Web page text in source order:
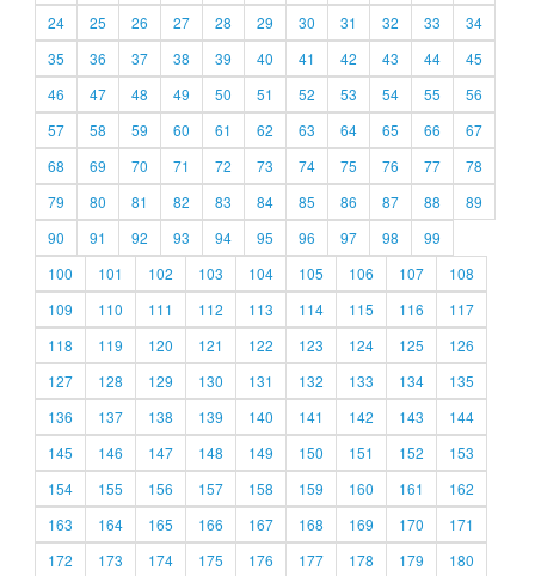
24
25 26 27 28 29 30 31 32 33
34
35
36 37 38 39 40 41 42 43 44
45
46
47 48 49 50 51 52 53 54 55
56
57
58 59 60 61 62 63 64 65 66
67
68
69 70 71 72 73 74 75 76 77
78
79
80 81 82 83 84 85 86 87 88
89
90
91 92 93 94 95 96 97 98
99
100
101 102 103 104 105 106 107
108
109
110 111 112 113 114 115 116
117
118
119 120 121 122 123 124 125
126
127
128 129 130 131 132 133 134
135
136
137 138 139 140 141 142 143
144
145
146 147 148 149 150 151 152
153
154
155 156 157 158 159 160 161
162
163
164 165 166 167 168 169 170
171
172
173 174 175 176 177 178 179
180